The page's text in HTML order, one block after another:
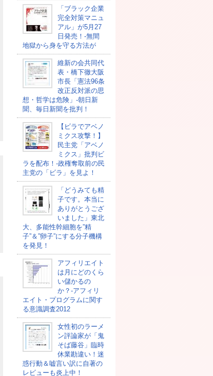
「ブラック企業
完全対策マニュ
アル」が5月27
日発売！-無間
地獄から身を守る方法が
維新の会共同代
表・橋下徹大阪
市長「憲法96条
改正反対派の思
想・哲学は危険」-朝日新
聞、毎日新聞を批判！
【ビラでアベノ
ミクス攻撃！】
民主党「アベノ
ミクス」批判ビ
ラを配布！-政権奪取前の民
主党の「ビラ」を見よ！
「どうみても精
子です。本当に
ありがとうござ
いました」東北
大、多能性幹細胞を”精
子”＆”卵子”にする分子機構
を発見！
アフィリエイト
は月にどのくら
い儲かるの
か？-アフィリ
エイト・プログラムに関す
る意識調査2012
女性初のラーメ
ン評論家が「鬼
そば藤谷」臨時
休業勘違い！迷
惑行動＆嘘言い訳に自著の
レビューも炎上中！